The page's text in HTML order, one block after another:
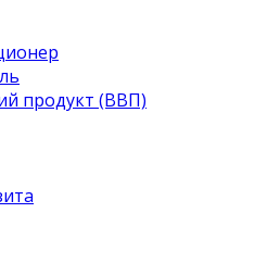
продукт (ВВП)